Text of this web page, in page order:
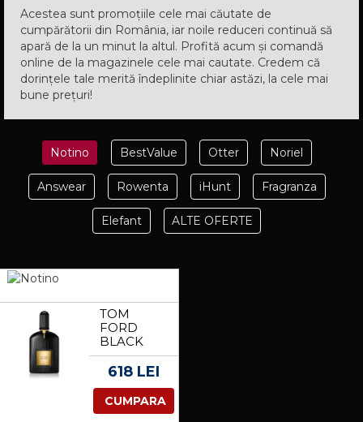
Acestea sunt promoțiile cele mai căutate de
cumpărătorii din România, iar noile reduceri continuă să
apară de la un minut la altul. Profită acum și comandă
online de la magazinele cele mai cautate. Credem că
dorințele tale merită îndeplinite chiar astăzi, la cele mai
bune prețuri!
Notino BestValue Otter Noriel
Answear Rowenta iHunt Fragranza
Elefant ALTE OFERTE
TOM
FORD
BLACK
ORCHID
EAU DE
PENTRU
FEMEI 50
618 LEI
CUMPARA